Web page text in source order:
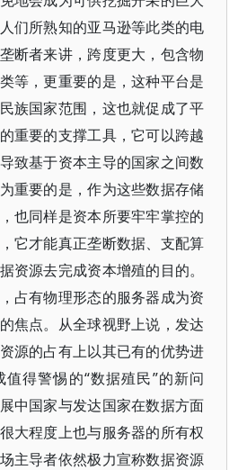
们所熟知的亚马逊等此类的电
断者来讲，跨度更大，包含物
等，更重要的是，这种平台是
族国家范围，这也就促成了平
重要的支撑工具，它可以跨越
致基于资本主导的国家之间数
重要的是，作为这些数据存储
也同样是资本所要牢牢掌控的
它才能真正垄断数据、支配算
资源去完成资本增殖的目的。
占有物理形态的服务器成为资
焦点。从全球视野上说，发达
源的占有上以其已有的优势进
得警惕的“数据殖民”的新问
中国家与发达国家在数据方面
大程度上也与服务器的所有权
主导者依然极力宣称数据资源